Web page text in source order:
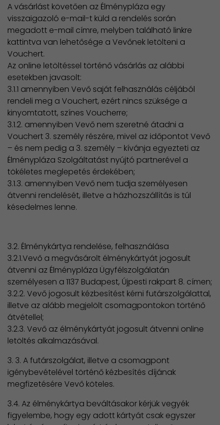
A vásárlást követően az Élménypláza egy
visszaigazoló e-mail-t küld a rendelés során
megadott e-mail címre, melyben található linkre
kattintva van lehetősége a Vevőnek letölteni a
Vouchert.
Az online letöltéssel történő vásárlás az alábbi
esetekben javasolt:
3.1.1 amennyiben Vevő saját felhasználás céljából
rendeli meg a Vouchert, ezért nincs szüksége a
kinyomtatott, színes Voucherre;
3.1.2. amennyiben Vevő nem szeretné átadni a
Vouchert 3. személy részére, mivel az időpontot Vevő
– és nem pedig a 3. személy – kívánja egyezteti az
Élménypláza Szolgáltatást nyújtó partnerével a
tökéletes meglepetés érdekében;
3.1.3. amennyiben Vevő nem tudja személyesen
átvenni rendelését, illetve a házhozszállítás is túl
késedelmes lenne.
3.2. Élménykártya rendelése, felhasználása
3.2.1.Vevő a megvásárolt élménykártyát jogosult
átvenni az Élménypláza Ügyfélszolgálatán
személyesen a 1137 Budapest, Újpesti rakpart 8. címen;
3.2.2. Vevő jogosult kézbesítést kérni futárszolgálattal,
illetve az alább megjelölt csomagpontokon történő
átvétellel;
3.2.3. Vevő az élménykártyát jogosult átvenni online
letöltés alkalmazásával.
3. 3. A futárszolgálat, illetve a csomagpont
igénybevételével történő kézbesítés díjának
megfizetésére Vevő köteles.
3.4. Az élménykártya beváltásakor kérjük vegyék
figyelembe, hogy egy adott kártyát csak egyszer